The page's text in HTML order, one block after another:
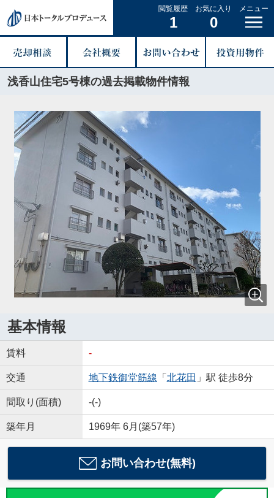
閲覧履歴
1
お気に入り
0
メニュー
浅香山住宅5号棟の過去掲載物件情報
基本情報
賃料 -
交通 地下鉄御堂筋線 「 北花田 」駅 徒歩8分
間取り(面積) -(-)
築年月 1969年 6月(築57年)
お問い合わせ(無料)